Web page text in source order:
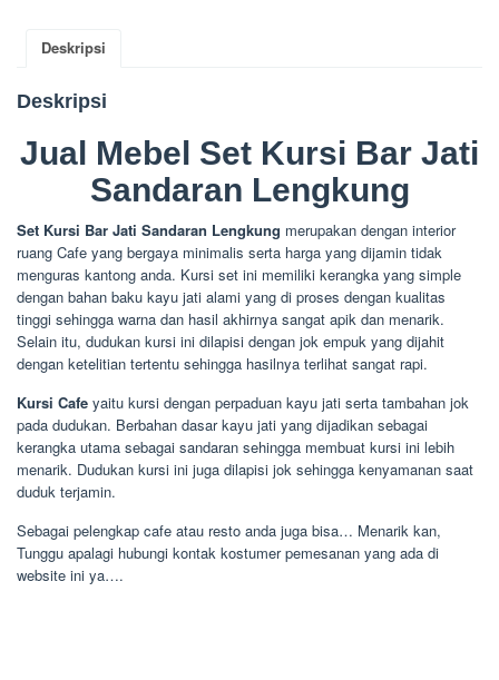
Deskripsi
Deskripsi
Jual Mebel Set Kursi Bar Jati
Sandaran Lengkung
Set Kursi Bar Jati Sandaran Lengkung merupakan dengan interior
ruang Cafe yang bergaya minimalis serta harga yang dijamin tidak
menguras kantong anda. Kursi set ini memiliki kerangka yang simple
dengan bahan baku kayu jati alami yang di proses dengan kualitas
tinggi sehingga warna dan hasil akhirnya sangat apik dan menarik.
Selain itu, dudukan kursi ini dilapisi dengan jok empuk yang dijahit
dengan ketelitian tertentu sehingga hasilnya terlihat sangat rapi.
Kursi Cafe yaitu kursi dengan perpaduan kayu jati serta tambahan jok
pada dudukan. Berbahan dasar kayu jati yang dijadikan sebagai
kerangka utama sebagai sandaran sehingga membuat kursi ini lebih
menarik. Dudukan kursi ini juga dilapisi jok sehingga kenyamanan saat
duduk terjamin.
Sebagai pelengkap cafe atau resto anda juga bisa… Menarik kan,
Tunggu apalagi hubungi kontak kostumer pemesanan yang ada di
website ini ya….